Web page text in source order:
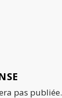
pas publiée.